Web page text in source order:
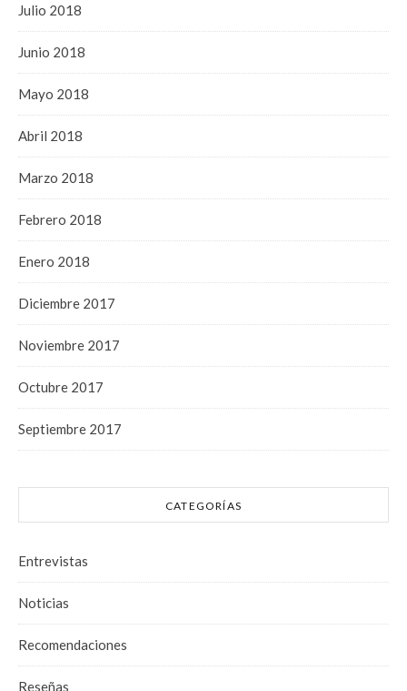
Julio 2018
Junio 2018
Mayo 2018
Abril 2018
Marzo 2018
Febrero 2018
Enero 2018
Diciembre 2017
Noviembre 2017
Octubre 2017
Septiembre 2017
CATEGORÍAS
Entrevistas
Noticias
Recomendaciones
Reseñas